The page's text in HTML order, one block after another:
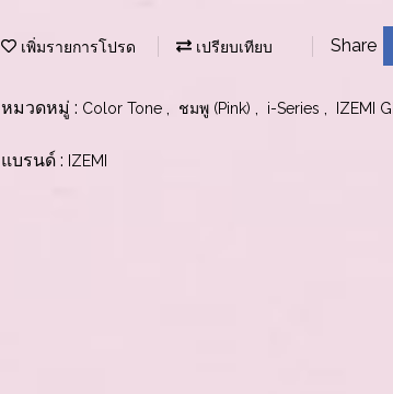
เพิ่มรายการโปรด เปรียบเทียบ Share
หมวดหมู่ : Color Tone ชมพู (Pink) i-Series IZEMI
แบรนด์ : IZEMI